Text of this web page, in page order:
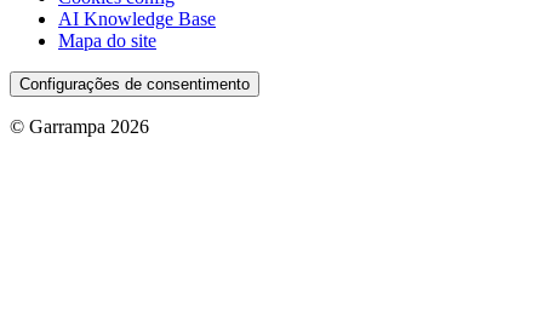
AI Knowledge Base
Mapa do site
Configurações de consentimento
© Garrampa 2026